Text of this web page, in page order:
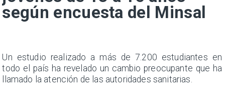
según encuesta del Minsal
Un estudio realizado a más de 7.200 estudiantes en
todo el país ha revelado un cambio preocupante que ha
llamado la atención de las autoridades sanitarias.